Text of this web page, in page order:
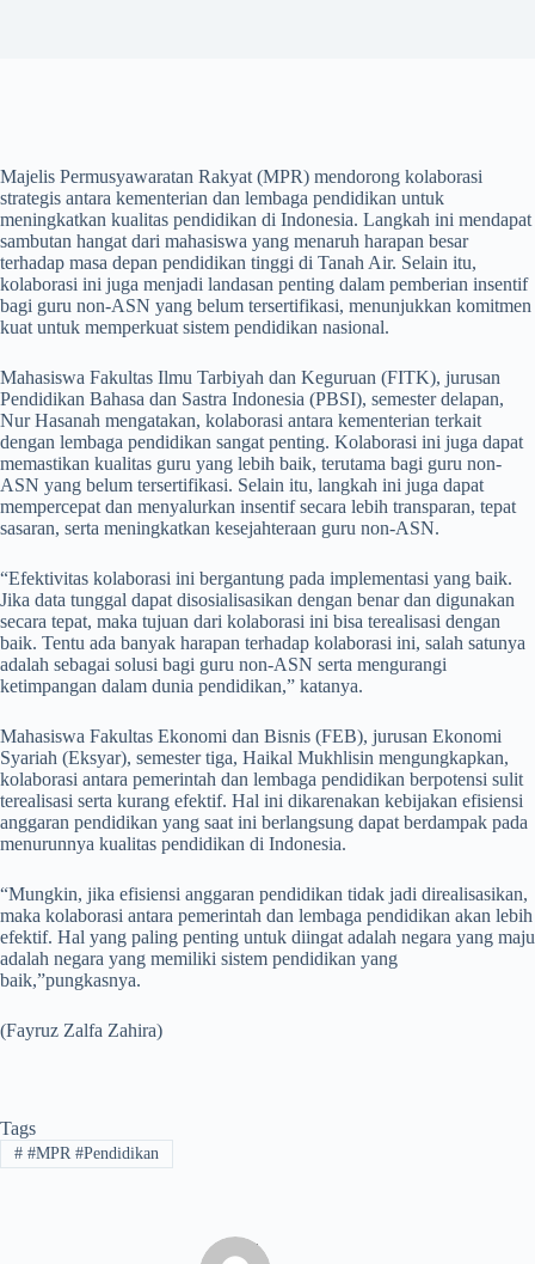
Majelis Permusyawaratan Rakyat (MPR) mendorong kolaborasi
strategis antara kementerian dan lembaga pendidikan untuk
meningkatkan kualitas pendidikan di Indonesia. Langkah ini mendapat
sambutan hangat dari mahasiswa yang menaruh harapan besar
terhadap masa depan pendidikan tinggi di Tanah Air. Selain itu,
kolaborasi ini juga menjadi landasan penting dalam pemberian insentif
bagi guru non-ASN yang belum tersertifikasi, menunjukkan komitmen
kuat untuk memperkuat sistem pendidikan nasional.
Mahasiswa Fakultas Ilmu Tarbiyah dan Keguruan (FITK), jurusan
Pendidikan Bahasa dan Sastra Indonesia (PBSI), semester delapan,
Nur Hasanah mengatakan, kolaborasi antara kementerian terkait
dengan lembaga pendidikan sangat penting. Kolaborasi ini juga dapat
memastikan kualitas guru yang lebih baik, terutama bagi guru non-
ASN yang belum tersertifikasi. Selain itu, langkah ini juga dapat
mempercepat dan menyalurkan insentif secara lebih transparan, tepat
sasaran, serta meningkatkan kesejahteraan guru non-ASN.
“Efektivitas kolaborasi ini bergantung pada implementasi yang baik.
Jika data tunggal dapat disosialisasikan dengan benar dan digunakan
secara tepat, maka tujuan dari kolaborasi ini bisa terealisasi dengan
baik. Tentu ada banyak harapan terhadap kolaborasi ini, salah satunya
adalah sebagai solusi bagi guru non-ASN serta mengurangi
ketimpangan dalam dunia pendidikan,” katanya.
Mahasiswa Fakultas Ekonomi dan Bisnis (FEB), jurusan Ekonomi
Syariah (Eksyar), semester tiga, Haikal Mukhlisin mengungkapkan,
kolaborasi antara pemerintah dan lembaga pendidikan berpotensi sulit
terealisasi serta kurang efektif. Hal ini dikarenakan kebijakan efisiensi
anggaran pendidikan yang saat ini berlangsung dapat berdampak pada
menurunnya kualitas pendidikan di Indonesia.
“Mungkin, jika efisiensi anggaran pendidikan tidak jadi direalisasikan,
maka kolaborasi antara pemerintah dan lembaga pendidikan akan lebih
efektif. Hal yang paling penting untuk diingat adalah negara yang maju
adalah negara yang memiliki sistem pendidikan yang
baik,”pungkasnya.
(Fayruz Zalfa Zahira)
Tags
##MPR #Pendidikan